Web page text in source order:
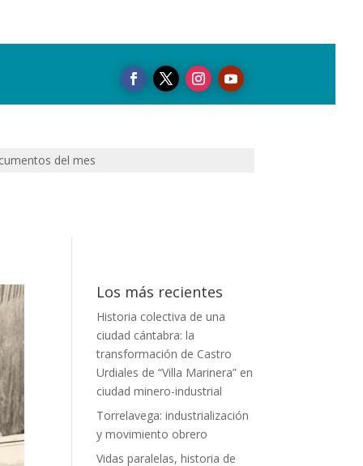
del mes
Los más recientes
Historia colectiva de una
ciudad cántabra: la
transformación de Castro
Urdiales de “Villa Marinera” en
ciudad minero-industrial
Torrelavega: industrialización
y movimiento obrero
Vidas paralelas, historia de